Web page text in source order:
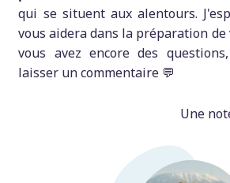
qui se situent aux alentours.
vous aidera dans la préparation de
vous avez encore des
laisser un commentaire 💬
Une